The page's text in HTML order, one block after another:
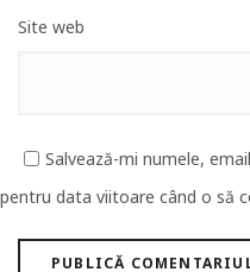
Site web
Salvează-mi numele,
pentru data viitoare când o să